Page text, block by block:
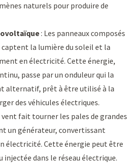
naturels pour produire de
: Les panneaux composés
la lumière du soleil et la
en électricité. Cette énergie,
passe par un onduleur qui la
alternatif, prêt à être utilisé à la
des véhicules électriques.
vent fait tourner les pales de grandes
un générateur, convertissant
électricité. Cette énergie peut être
dans le réseau électrique.